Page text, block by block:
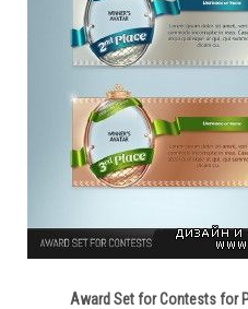
Award Set for Contests for